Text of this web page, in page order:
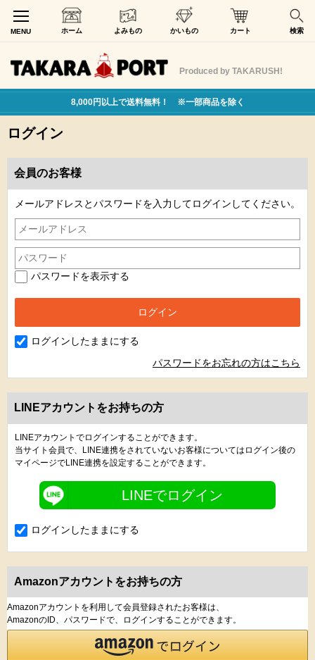
MENU ホーム よみもの かいもの カート 検索
Produced by TAKARUSH!
8,000円以上で送料無料！ ※一部商品を除く
ログイン
会員のお客様
メールアドレスとパスワードを入力してログインしてください。
パスワードを表示する
ログインしたままにする
パスワードをお忘れの方はこちら
LINEアカウントをお持ちの方
LINEアカウントでログインすることができます。
当サイト会員で、LINE連携をされていないお客様についてはログイン後の
マイページでLINE連携を設定することができます。
LINEでログイン
ログインしたままにする
Amazonアカウントをお持ちの方
Amazonアカウントを利用して会員登録されたお客様は、
AmazonのID、パスワードで、ログインすることができます。